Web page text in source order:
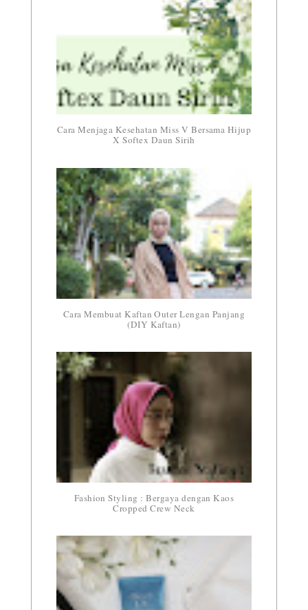
Cara Menjaga Kesehatan Miss V Bersama Hijup
X Softex Daun Sirih
Cara Membuat Kaftan Outer Lengan Panjang
(DIY Kaftan)
Fashion Styling : Bergaya dengan Kaos
Cropped Crew Neck